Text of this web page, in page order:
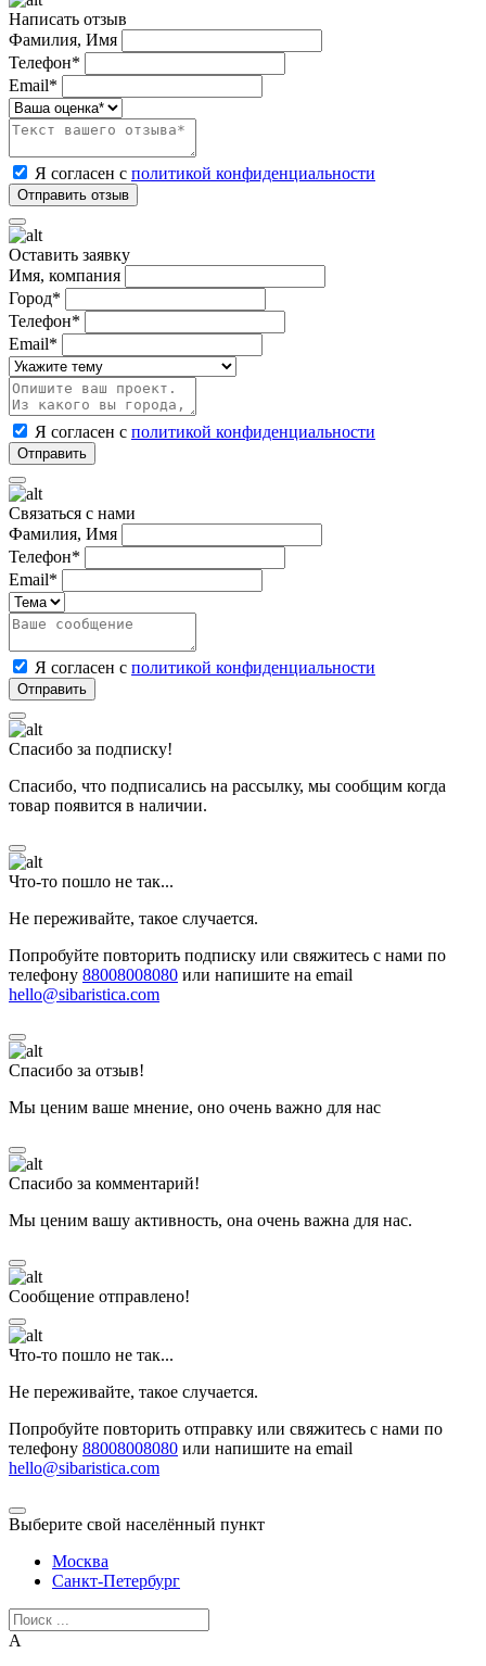
Написать отзыв
Фамилия, Имя
Телефон*
Email*
Я согласен с политикой конфиденциальности
Оставить заявку
Имя, компания
Город*
Телефон*
Email*
Я согласен с политикой конфиденциальности
Связаться с нами
Фамилия, Имя
Телефон*
Email*
Я согласен с политикой конфиденциальности
Спасибо за подписку!
Спасибо, что подписались на рассылку, мы сообщим когда
товар появится в наличии.
Что-то пошло не так...
Не переживайте, такое случается.
Попробуйте повторить подписку или свяжитесь с нами по
телефону 88008008080 или напишите на email
hello@sibaristica.com
Спасибо за отзыв!
Мы ценим ваше мнение, оно очень важно для нас
Спасибо за комментарий!
Мы ценим вашу активность, она очень важна для нас.
Сообщение отправлено!
Что-то пошло не так...
Не переживайте, такое случается.
Попробуйте повторить отправку или свяжитесь с нами по
телефону 88008008080 или напишите на email
hello@sibaristica.com
Выберите свой населённый пункт
Москва
Санкт-Петербург
А